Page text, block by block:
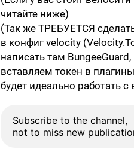
читайте ниже)
(Так же ТРЕБУЕТСЯ
в конфиг velocity
написать там
вставляем токен в
будет идеально работать
Subscribe to the channel,
not to miss new